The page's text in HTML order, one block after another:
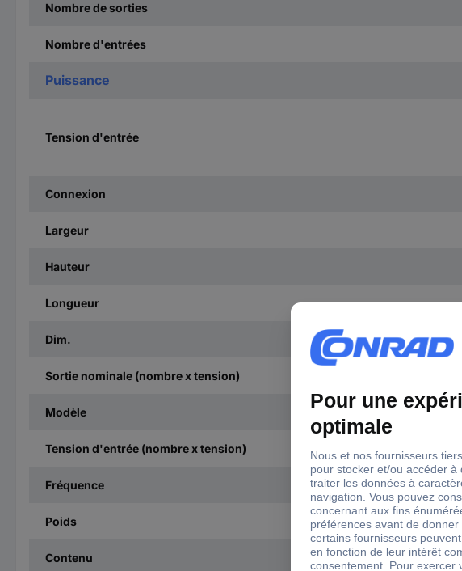
Nombre de sorties
Nombre d'entrées
Puissance
Tension d'entrée
Connexion
Largeur
Hauteur
Longueur
Dim.
Sortie nominale (nombre x tension)
Modèle
Tension d'entrée (nombre x tension)
Fréquence
Poids
Contenu